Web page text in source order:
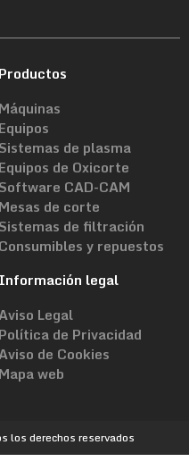
Productos
Máquinas
Equipos
Sistemas de plasma
Equipos de Oxicorte
Software CAD-CAM
Mesas de corte
Sistemas de filtración
Consumibles y repuestos
Información legal
Legal
Política de Privacidad
de Cookies
Mapa web
los derechos reservados